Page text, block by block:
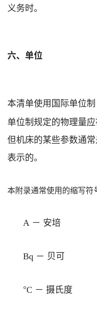
义务时。
六、单位
本清单使用国际单位
单位制规定的物理量
但机床的某些参数通
表示的。
本附录通常使用的缩写符
A － 安培
Bq － 贝可
°C － 摄氏度